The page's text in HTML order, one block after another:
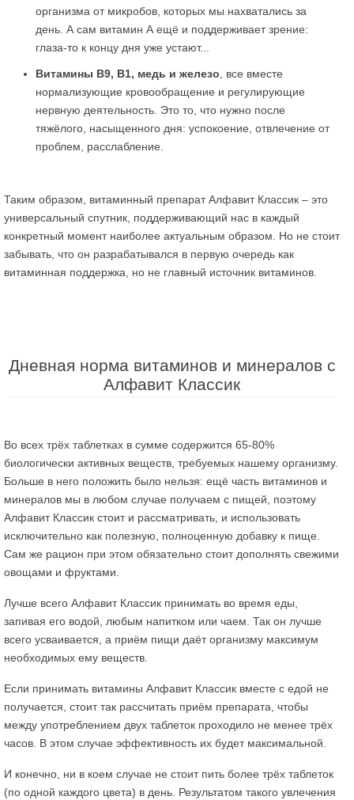
организма от микробов, которых мы нахватались за
день. А сам витамин А ещё и поддерживает зрение:
глаза-то к концу дня уже устают...
Витамины В9, В1, медь и железо , все вместе
нормализующие кровообращение и регулирующие
нервную деятельность. Это то, что нужно после
тяжёлого, насыщенного дня: успокоение, отвлечение от
проблем, расслабление.
Таким образом, витаминный препарат Алфавит Классик – это
универсальный спутник, поддерживающий нас в каждый
конкретный момент наиболее актуальным образом. Но не стоит
забывать, что он разрабатывался в первую очередь как
витаминная поддержка, но не главный источник витаминов.
Дневная норма витаминов и минералов с
Алфавит Классик
Во всех трёх таблетках в сумме содержится 65-80%
биологически активных веществ, требуемых нашему организму.
Больше в него положить было нельзя: ещё часть витаминов и
минералов мы в любом случае получаем с пищей, поэтому
Алфавит Классик стоит и рассматривать, и использовать
исключительно как полезную, полноценную добавку к пище.
Сам же рацион при этом обязательно стоит дополнять свежими
овощами и фруктами.
Лучше всего Алфавит Классик принимать во время еды,
запивая его водой, любым напитком или чаем. Так он лучше
всего усваивается, а приём пищи даёт организму максимум
необходимых ему веществ.
Если принимать витамины Алфавит Классик вместе с едой не
получается, стоит так рассчитать приём препарата, чтобы
между употреблением двух таблеток проходило не менее трёх
часов. В этом случае эффективность их будет максимальной.
И конечно, ни в коем случае не стоит пить более трёх таблеток
(по одной каждого цвета) в день. Результатом такого увлечения